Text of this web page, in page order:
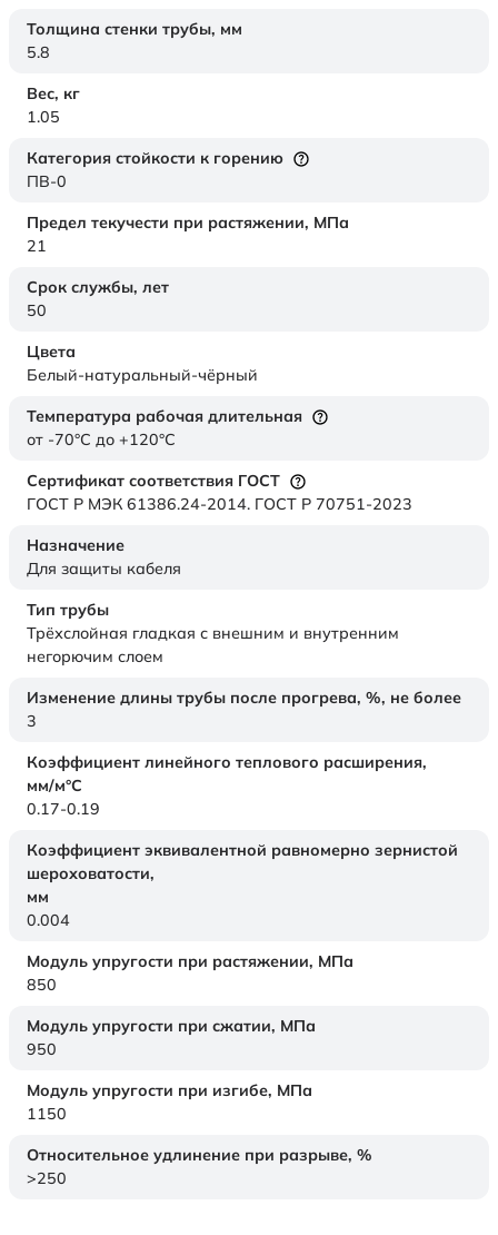
Толщина стенки трубы, мм
5.8
Вес, кг
1.05
Категория стойкости к горению
ПВ-0
Предел текучести при растяжении, МПа
21
Срок службы, лет
50
Цвета
Белый-натуральный-чёрный
Температура рабочая длительная
от -70°C до +120°C
Сертификат соответствия ГОСТ
ГОСТ Р МЭК 61386.24-2014. ГОСТ Р 70751-2023
Назначение
Для защиты кабеля
Тип трубы
Трёхслойная гладкая с внешним и внутренним
негорючим слоем
Изменение длины трубы после прогрева, %, не более
3
Коэффициент линейного теплового расширения,
мм/м°С
0.17-0.19
Коэффициент эквивалентной равномерно зернистой
шероховатости,
мм
0.004
Модуль упругости при растяжении, МПа
850
Модуль упругости при сжатии, МПа
950
Модуль упругости при изгибе, МПа
1150
Относительное удлинение при разрыве, %
>250